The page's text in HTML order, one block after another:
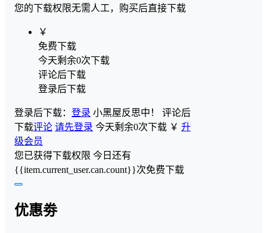
您的下载权限无需人工，购买后直接下载
￥
免费下载
今天剩余0次下载
评论后下载
登录后下载
登录后下载： 登录 小黑屋反思中！ 评论后
下载评论 请先登录 今天剩余0次下载 ￥ 升
级会员
您已获得下载权限 今日还有
{{item.current_user.can.count}}次免费下载
优惠劵